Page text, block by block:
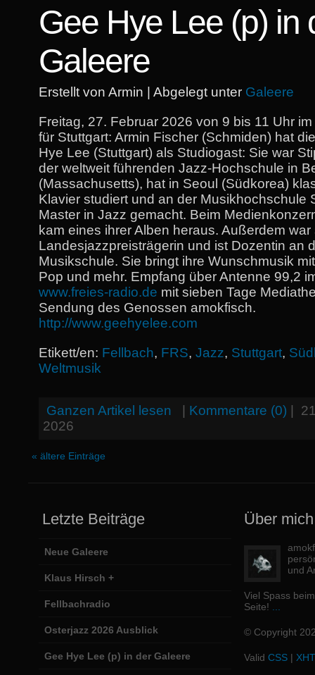
Gee Hye Lee (p) in
Galeere
Erstellt von Armin | Abgelegt unter Galeere
Freitag, 27. Februar 2026 von 9 bis 11 Uhr
für Stuttgart: Armin Fischer (Schmiden) hat
Hye Lee (Stuttgart) als Studiogast: Sie war
der weltweit führenden Jazz-Hochschule in
(Massachusetts), hat in Seoul (Südkorea)
Klavier studiert und an der Musikhochschule
Master in Jazz gemacht. Beim
kam eines ihrer Alben heraus. Außerdem war
Landesjazzpreisträgerin und ist Dozentin an
Musikschule. Sie bringt ihre Wunschmusik
Pop und mehr. Empfang über Antenne 99,2
www.freies-radio.de mit sieben Tage
Sendung des Genossen amokfisch.
http://www.geehyelee.com
Etikett/en: Fellbach, FRS, Jazz, Stuttgart,
Weltmusik
Ganzen Artikel lesen Kommentare (0)
2026
« ältere Einträge
Letzte Beiträge
Neue Galeere
Klaus Hirsch +
Fellbachradio
Osterjazz 2026 Ausblick
Gee Hye Lee (p) in der Galeere
Über mich
und
Viel Spass
Seite!
© Copyright
Valid CSS |